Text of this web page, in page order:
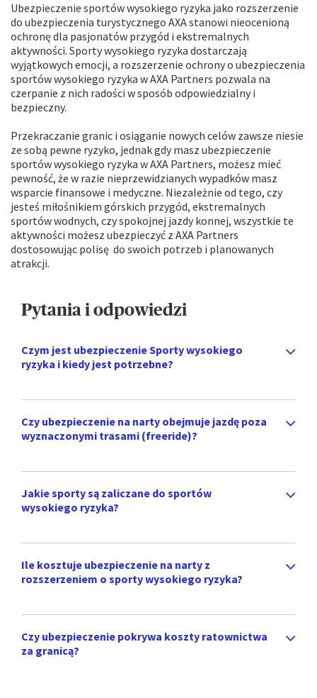
Ubezpieczenie sportów wysokiego ryzyka jako rozszerzenie
do ubezpieczenia turystycznego AXA stanowi nieocenioną
ochronę dla pasjonatów przygód i ekstremalnych
aktywności. Sporty wysokiego ryzyka dostarczają
wyjątkowych emocji, a rozszerzenie ochrony o ubezpieczenia
sportów wysokiego ryzyka w AXA Partners pozwala na
czerpanie z nich radości w sposób odpowiedzialny i
bezpieczny.
Przekraczanie granic i osiąganie nowych celów zawsze niesie
ze sobą pewne ryzyko, jednak gdy masz ubezpieczenie
sportów wysokiego ryzyka w AXA Partners, możesz mieć
pewność, że w razie nieprzewidzianych wypadków masz
wsparcie finansowe i medyczne. Niezależnie od tego, czy
jesteś miłośnikiem górskich przygód, ekstremalnych
sportów wodnych, czy spokojnej jazdy konnej, wszystkie te
aktywności możesz ubezpieczyć z AXA Partners
dostosowując polisę do swoich potrzeb i planowanych
atrakcji.
Pytania i odpowiedzi
Czym jest ubezpieczenie Sporty wysokiego
ryzyka i kiedy jest potrzebne?
Czy ubezpieczenie na narty obejmuje jazdę poza
wyznaczonymi trasami (freeride)?
Jakie sporty są zaliczane do sportów
wysokiego ryzyka?
Ile kosztuje ubezpieczenie na narty z
rozszerzeniem o sporty wysokiego ryzyka?
Czy ubezpieczenie pokrywa koszty ratownictwa
za granicą?